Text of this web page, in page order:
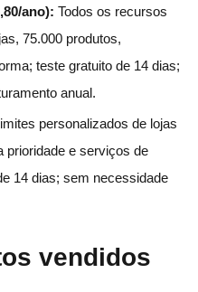
ano): Todos os recursos
75.000 produtos,
teste gratuito de 14 dias;
anual.
personalizados de lojas
prioridade e serviços de
14 dias; sem necessidade
vendidos